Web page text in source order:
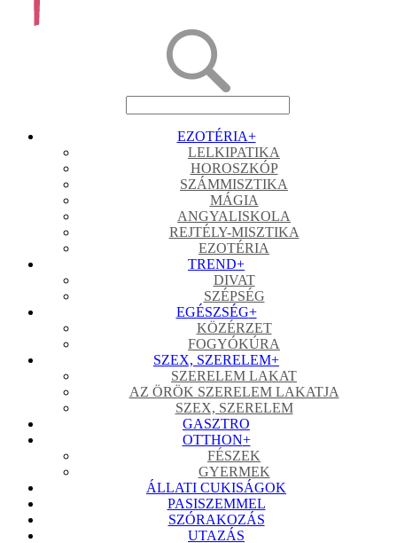
EZOTÉRIA+
LELKIPATIKA
HOROSZKÓP
SZÁMMISZTIKA
MÁGIA
ANGYALISKOLA
REJTÉLY-MISZTIKA
EZOTÉRIA
TREND+
DIVAT
SZÉPSÉG
EGÉSZSÉG+
KÖZÉRZET
FOGYÓKÚRA
SZEX, SZERELEM+
SZERELEM LAKAT
AZ ÖRÖK SZERELEM LAKATJA
SZEX, SZERELEM
GASZTRO
OTTHON+
FÉSZEK
GYERMEK
ÁLLATI CUKISÁGOK
PASISZEMMEL
SZÓRAKOZÁS
UTAZÁS